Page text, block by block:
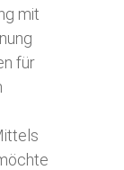
mit
für